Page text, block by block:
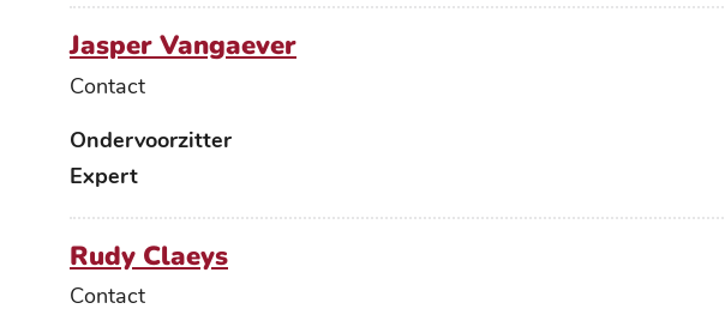
Jasper Vangaever
Contact
Functies
Ondervoorzitter
Expert
Rudy Claeys
Contact